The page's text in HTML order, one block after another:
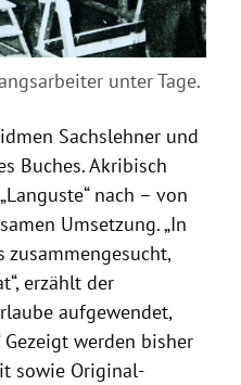
unter Tage.
Sachslehner und
Buches. Akribisch
nach – von
Umsetzung. „In
zusammengesucht,
erzählt der
aufgewendet,
werden bisher
sowie Original-